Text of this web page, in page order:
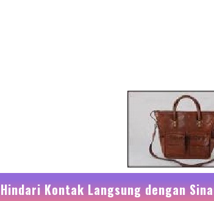
Hindari Kontak Langsung dengan